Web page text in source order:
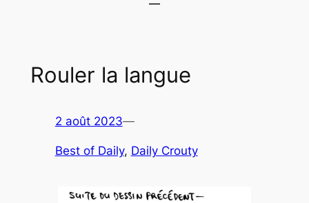
Rouler la langue
2 août 2023—
Best of Daily, Daily Crouty